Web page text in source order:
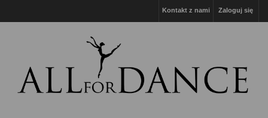
Zaloguj się
Kontakt z nami